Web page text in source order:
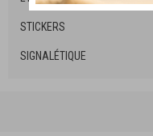
STICKERS
SIGNALÉTIQUE